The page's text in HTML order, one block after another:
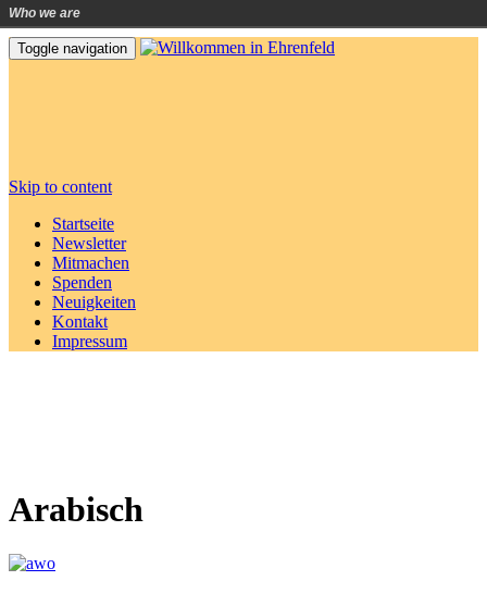
Toggle navigation
Skip to content
Startseite
Newsletter
Mitmachen
Spenden
Neuigkeiten
Kontakt
Impressum
Arabisch
Who we are